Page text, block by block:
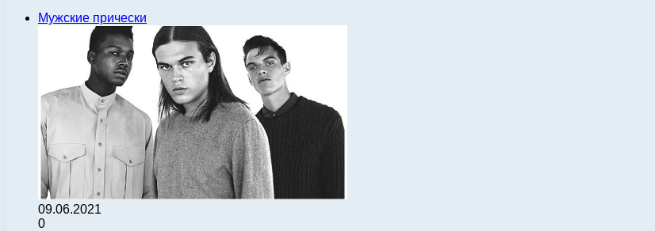
Мужские прически
09.06.2021
0